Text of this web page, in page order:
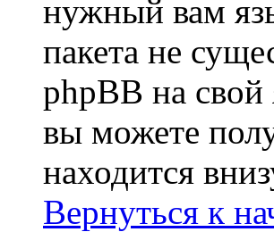
нужный вам
пакета не
phpBB на
вы можете
находится
Вернуться к